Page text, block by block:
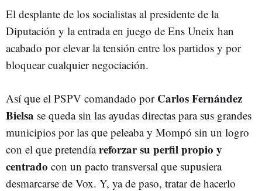
El desplante de los socialistas al presidente de la
Diputación y la entrada en juego de Ens Uneix han
acabado por elevar la tensión entre los partidos y por
bloquear cualquier negociación.
Así que el PSPV comandado por Carlos Fernández
Bielsa se queda sin las ayudas directas para sus grandes
municipios por las que peleaba y Mompó sin un logro
con el que pretendíareforzar su perfil propio y
centrado con un pacto transversal que supusiera
desmarcarse de Vox. Y, ya de paso, tratar de hacerlo